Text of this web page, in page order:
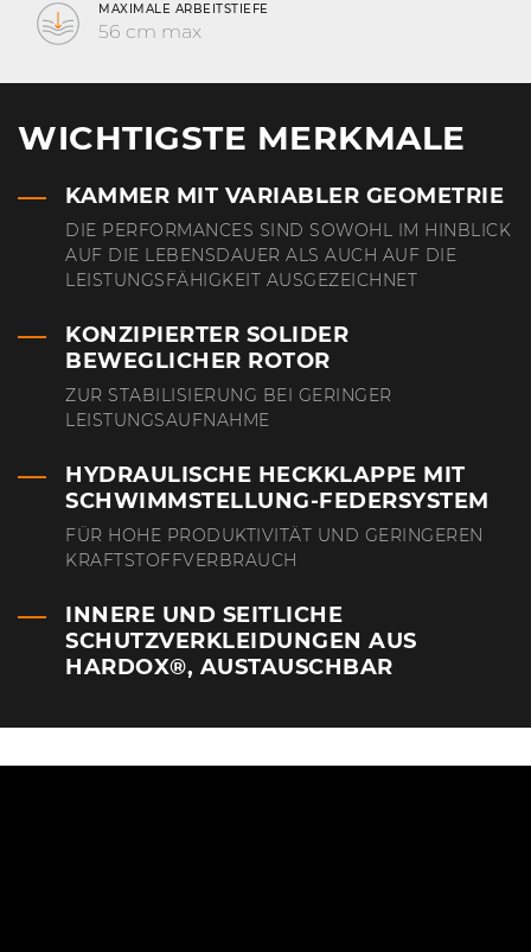
MAXIMALE ARBEITSTIEFE
56 cm max
WICHTIGSTE MERKMALE
KAMMER MIT VARIABLER GEOMETRIE
DIE PERFORMANCES SIND SOWOHL IM HINBLICK
AUF DIE LEBENSDAUER ALS AUCH AUF DIE
LEISTUNGSFÄHIGKEIT AUSGEZEICHNET
KONZIPIERTER SOLIDER
BEWEGLICHER ROTOR
ZUR STABILISIERUNG BEI GERINGER
LEISTUNGSAUFNAHME
HYDRAULISCHE HECKKLAPPE MIT
SCHWIMMSTELLUNG-FEDERSYSTEM
FÜR HOHE PRODUKTIVITÄT UND GERINGEREN
KRAFTSTOFFVERBRAUCH
INNERE UND SEITLICHE
SCHUTZVERKLEIDUNGEN AUS
HARDOX®, AUSTAUSCHBAR